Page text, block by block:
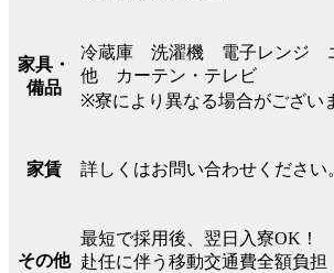
家具・
備品
冷蔵庫 洗濯機 電子レンジ
他 カーテン・テレビ
※寮により異なる場合がござい
家賃 詳しくはお問い合わせください
その他
最短で採用後、翌日入寮OK！
赴任に伴う移動交通費全額負担